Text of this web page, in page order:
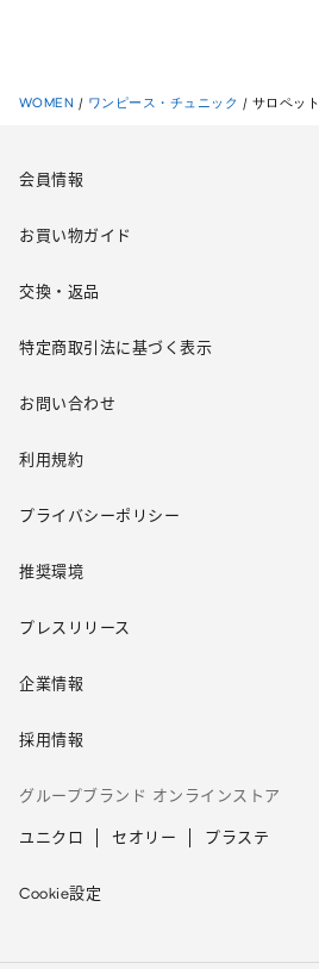
WOMEN / ワンピース・チュニック / サロペット
会員情報
お買い物ガイド
交換・返品
特定商取引法に基づく表示
お問い合わせ
利用規約
プライバシーポリシー
推奨環境
プレスリリース
企業情報
採用情報
グループブランド オンラインストア
ユニクロ セオリー プラステ
Cookie設定